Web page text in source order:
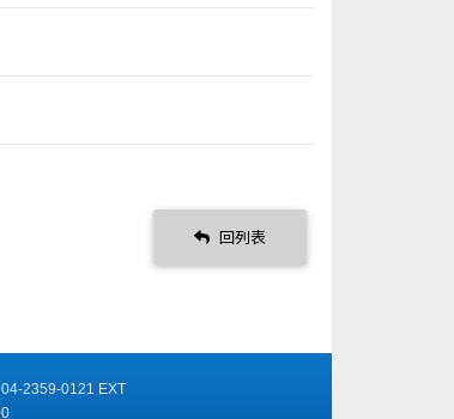
回列表
2359-0121 EXT